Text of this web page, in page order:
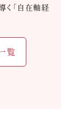
く「自在軸経
覧